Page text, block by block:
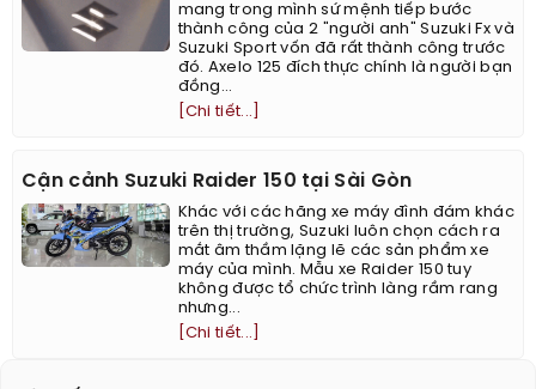
mang trong mình sứ mệnh tiếp bước
thành công của 2 "người anh" Suzuki Fx và
Suzuki Sport vốn đã rất thành công trước
đó. Axelo 125 đích thực chính là người bạn
đồng...
[Chi tiết...]
Cận cảnh Suzuki Raider 150 tại Sài Gòn
Khác với các hãng xe máy đình đám khác
trên thị trường, Suzuki luôn chọn cách ra
mắt âm thầm lặng lẽ các sản phẩm xe
máy của mình. Mẫu xe Raider 150 tuy
không được tổ chức trình làng rầm rang
nhưng...
[Chi tiết...]